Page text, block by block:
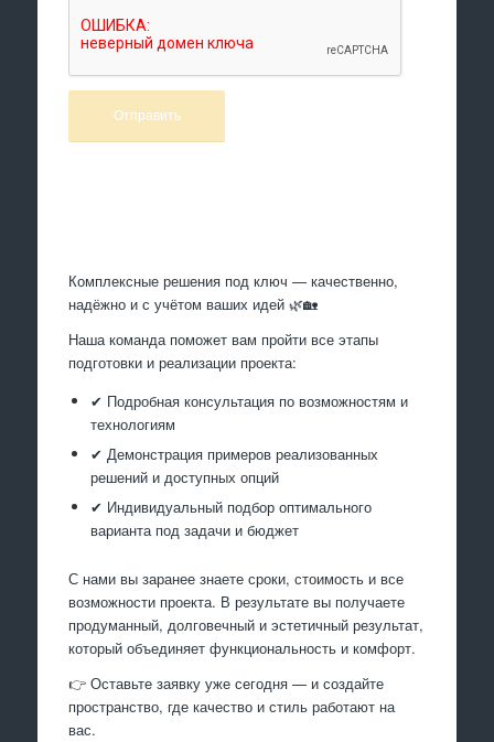
Комплексные решения под ключ — качественно,
надёжно и с учётом ваших идей 🌿🏡
Наша команда поможет вам пройти все этапы
подготовки и реализации проекта:
✔ Подробная консультация по возможностям и
технологиям
✔ Демонстрация примеров реализованных
решений и доступных опций
✔ Индивидуальный подбор оптимального
варианта под задачи и бюджет
С нами вы заранее знаете сроки, стоимость и все
возможности проекта. В результате вы получаете
продуманный, долговечный и эстетичный результат,
который объединяет функциональность и комфорт.
👉 Оставьте заявку уже сегодня — и создайте
пространство, где качество и стиль работают на
вас.